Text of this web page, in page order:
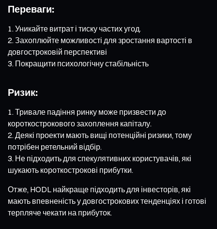
Переваги:
Уникайте витрат і тиску частих угод.
Захоплюйте можливості для зростання вартості в
довгостроковій перспективі
Покращити психологічну стабільність
Ризик:
Тривале падіння ринку може призвести до
короткострокового захоплення капіталу.
Деякі проекти мають вищі потенційні ризики, тому
потрібен ретельний відбір.
Не підходить для спекулятивних користувачів, які
шукають короткострокові прибутки.
Отже, HODL найкраще підходить для інвесторів, які
мають впевненість у довгострокових тенденціях і готові
терпляче чекати на прибуток.